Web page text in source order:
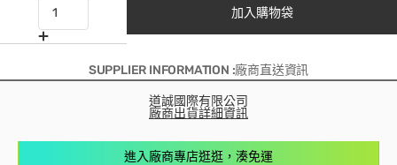
加入購物袋
SUPPLIER INFORMATION :廠商直送資訊
道誠國際有限公司
廠商出貨詳細資訊
進入廠商專店逛逛，湊免運